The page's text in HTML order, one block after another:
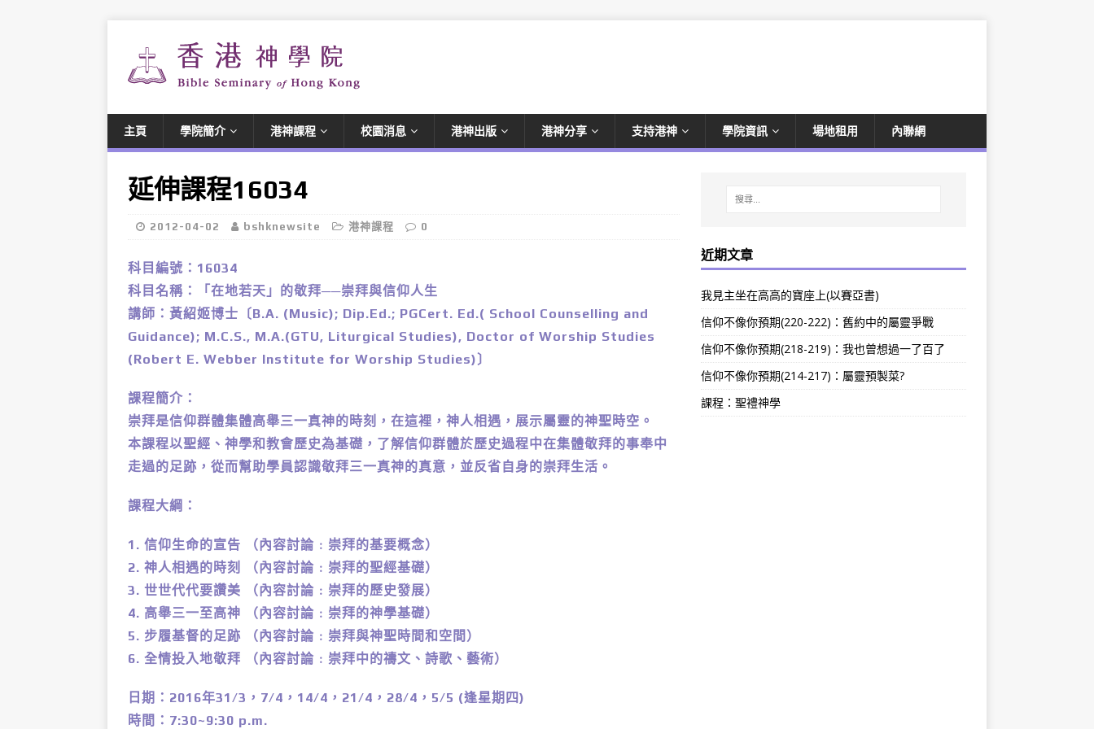
主頁 學院簡介 港神課程 校園消息 港神出版 港神分享 支持港神 學院資訊 場地租用 內聯網
延伸課程16034
2012-04-02 bshknewsite 港神課程 0
科目編號：16034
科目名稱：「在地若天」的敬拜──崇拜與信仰人生
講師：黃紹姬博士〔B.A. (Music); Dip.Ed.; PGCert. Ed.( School Counselling and
Guidance); M.C.S., M.A.(GTU, Liturgical Studies), Doctor of Worship Studies
(Robert E. Webber Institute for Worship Studies)〕
課程簡介：
崇拜是信仰群體集體高舉三一真神的時刻，在這裡，神人相遇，展示屬靈的神聖時空。
本課程以聖經、神學和教會歷史為基礎，了解信仰群體於歷史過程中在集體敬拜的事奉中
走過的足跡，從而幫助學員認識敬拜三一真神的真意，並反省自身的崇拜生活。
課程大綱：
1. 信仰生命的宣告 （內容討論﹕崇拜的基要概念）
2. 神人相遇的時刻 （內容討論﹕崇拜的聖經基礎）
3. 世世代代要讚美 （內容討論﹕崇拜的歷史發展）
4. 高舉三一至高神 （內容討論﹕崇拜的神學基礎）
5. 步履基督的足跡 （內容討論﹕崇拜與神聖時間和空間）
6. 全情投入地敬拜 （內容討論﹕崇拜中的禱文、詩歌、藝術）
日期：2016年31/3，7/4，14/4，21/4，28/4，5/5 (逢星期四)
時間：7:30~9:30 p.m.
近期文章
我見主坐在高高的寶座上(以賽亞書)
信仰不像你預期(220-222)：舊約中的屬靈爭戰
信仰不像你預期(218-219)：我也曾想過一了百了
信仰不像你預期(214-217)：屬靈預製菜?
課程：聖禮神學